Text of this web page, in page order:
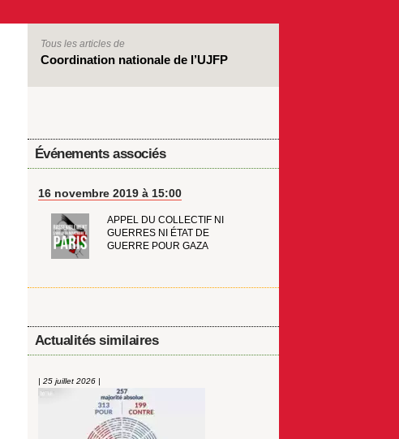
Tous les articles de
Coordination nationale de l’UJFP
Événements associés
16 novembre 2019 à 15:00
APPEL DU COLLECTIF NI
GUERRES NI ÉTAT DE
GUERRE POUR GAZA
Actualités similaires
| 25 juillet 2026 |